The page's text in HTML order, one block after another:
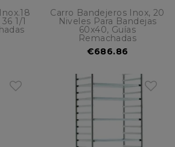
1/1
Carro Bandejeros Inox, 20
Niveles Para Bandejas
60x40, Guías
Remachadas
€686.86